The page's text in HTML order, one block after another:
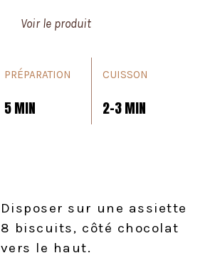
Voir le produit
PRÉPARATION
5 MIN
CUISSON
2-3 MIN
Disposer sur une assiette
8 biscuits, côté chocolat
vers le haut.